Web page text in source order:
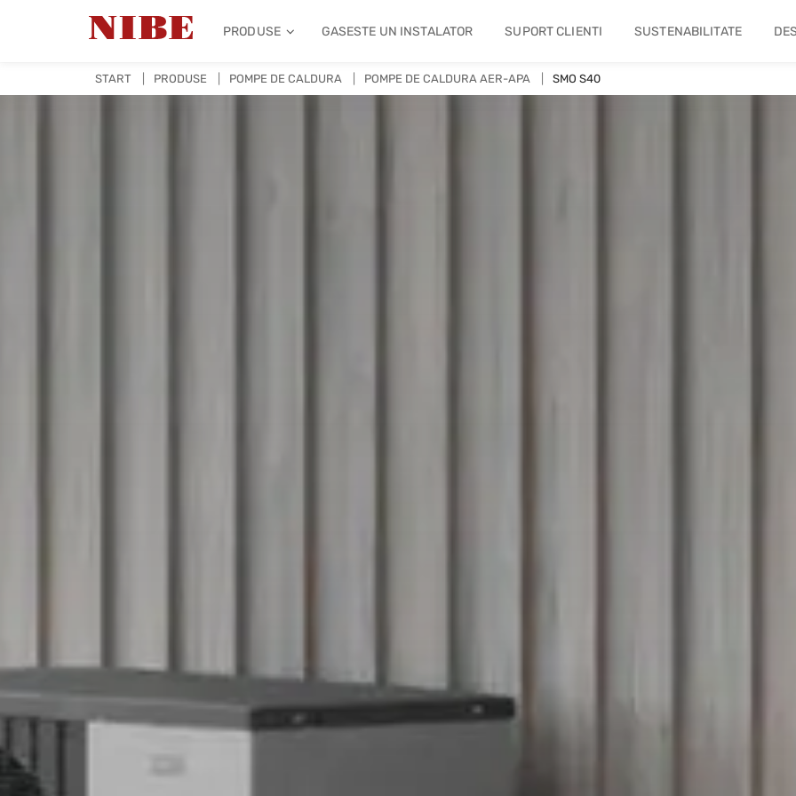
PRODUSE GASESTE UN INSTALATOR SUPORT CLIENTI SUSTENABILITATE
START PRODUSE POMPE DE CALDURA POMPE DE CALDURA AER-APA SMO S40